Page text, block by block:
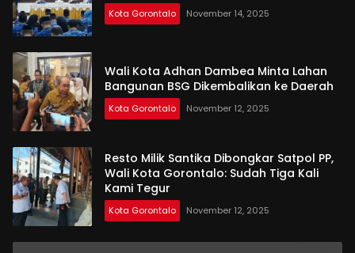
Kota Gorontalo November 14, 2025
Wali Kota Adhan Dambea Minta Lahan
Bangunan BSG Dikembalikan ke Daerah
Kota Gorontalo November 12, 2025
Resto Milik Santika Dibongkar Satpol PP,
Wali Kota Gorontalo: Sudah Tiga Kali
Kami Tegur
Kota Gorontalo November 12, 2025